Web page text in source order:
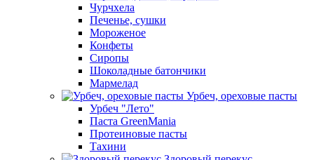
Чурчхела
Печенье, сушки
Мороженое
Конфеты
Сиропы
Шоколадные батончики
Мармелад
Урбеч, ореховые пасты
Урбеч "Лето"
Паста GreenMania
Протеиновые пасты
Тахини